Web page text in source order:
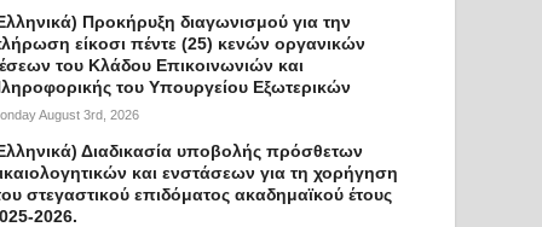
Προκήρυξη διαγωνισμού για την
είκοσι πέντε (25) κενών οργανικών
του Κλάδου Επικοινωνιών και
του Υπουργείου Εξωτερικών
August 3rd, 2026
Διαδικασία υποβολής πρόσθετων
και ενστάσεων για τη χορήγηση
στεγαστικού επιδόματος ακαδημαϊκού έτους
2026.